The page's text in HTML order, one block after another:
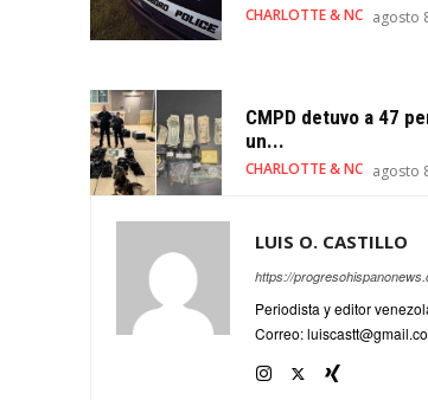
CHARLOTTE & NC agosto
CMPD detuvo a 47
un...
CHARLOTTE & NC agosto
LUIS O. CASTILLO
https://
Periodista y editor
Correo: